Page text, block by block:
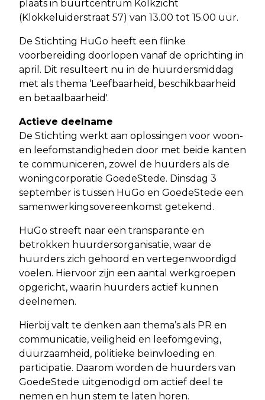
plaats in buurtcentrum Kolkzicht
(Klokkeluiderstraat 57) van 13.00 tot 15.00 uur.
De Stichting HuGo heeft een flinke
voorbereiding doorlopen vanaf de oprichting in
april. Dit resulteert nu in de huurdersmiddag
met als thema ‘Leefbaarheid, beschikbaarheid
en betaalbaarheid'.
Actieve deelname
De Stichting werkt aan oplossingen voor woon-
en leefomstandigheden door met beide kanten
te communiceren, zowel de huurders als de
woningcorporatie GoedeStede. Dinsdag 3
september is tussen HuGo en GoedeStede een
samenwerkingsovereenkomst getekend.
HuGo streeft naar een transparante en
betrokken huurdersorganisatie, waar de
huurders zich gehoord en vertegenwoordigd
voelen. Hiervoor zijn een aantal werkgroepen
opgericht, waarin huurders actief kunnen
deelnemen.
Hierbij valt te denken aan thema’s als PR en
communicatie, veiligheid en leefomgeving,
duurzaamheid, politieke beïnvloeding en
participatie. Daarom worden de huurders van
GoedeStede uitgenodigd om actief deel te
nemen en hun stem te laten horen.